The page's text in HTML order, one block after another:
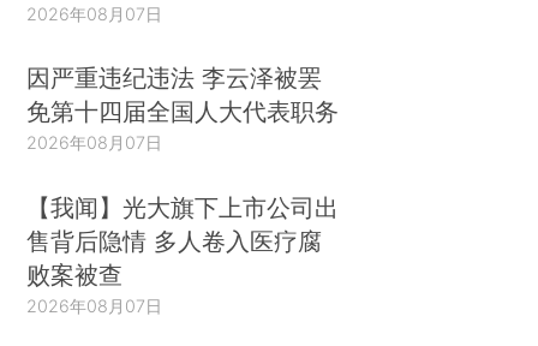
2026年08月07日
因严重违纪违法 李云泽被罢
免第十四届全国人大代表职务
2026年08月07日
【我闻】光大旗下上市公司出
售背后隐情 多人卷入医疗腐
败案被查
2026年08月07日